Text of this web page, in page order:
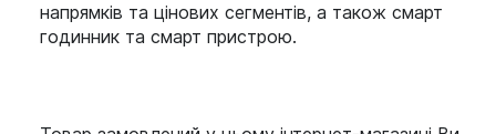
напрямків та цінових сегментів, а також смарт
годинник та смарт пристрою.